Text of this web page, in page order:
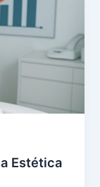
Estética